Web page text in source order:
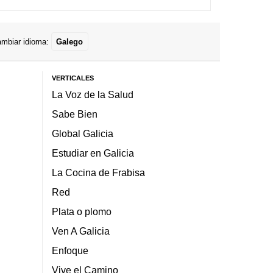
idioma: Galego
VERTICALES
La Voz de la Salud
Sabe Bien
Global Galicia
Estudiar en Galicia
La Cocina de Frabisa
Red
Plata o plomo
Ven A Galicia
Enfoque
Vive el Camino